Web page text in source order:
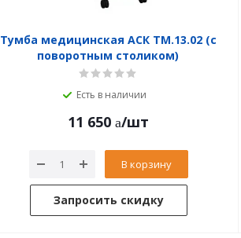
Тумба медицинская АСК ТМ.13.02 (с
поворотным столиком)
Есть в наличии
11 650 /шт
В корзину
Запросить скидку